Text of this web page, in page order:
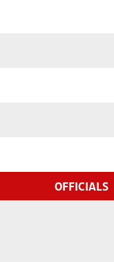
OFFICIALS